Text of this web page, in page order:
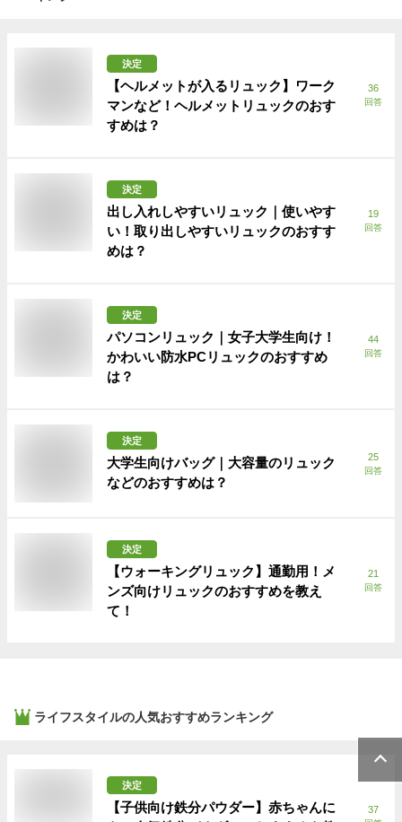
決定
【ヘルメットが入るリュック】ワーク
マンなど！ヘルメットリュックのおす
すめは？
36
回答
決定
出し入れしやすいリュック｜使いやす
い！取り出しやすいリュックのおすす
めは？
19
回答
決定
パソコンリュック｜女子大学生向け！
かわいい防水PCリュックのおすすめ
は？
44
回答
決定
大学生向けバッグ｜大容量のリュック
などのおすすめは？
25
回答
決定
【ウォーキングリュック】通勤用！メ
ンズ向けリュックのおすすめを教え
て！
21
回答
ライフスタイルの人気おすすめランキング
決定
【子供向け鉄分パウダー】赤ちゃんに
37